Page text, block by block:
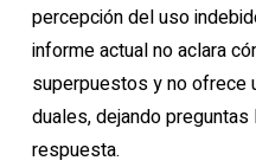
percepción del uso
informe actual no aclara
superpuestos y no
duales, dejando
respuesta.